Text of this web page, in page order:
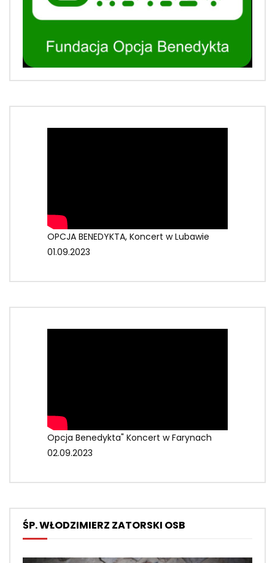
OPCJA BENEDYKTA, Koncert w Lubawie
01.09.2023
Opcja Benedykta" Koncert w Farynach
02.09.2023
ŚP. WŁODZIMIERZ ZATORSKI OSB